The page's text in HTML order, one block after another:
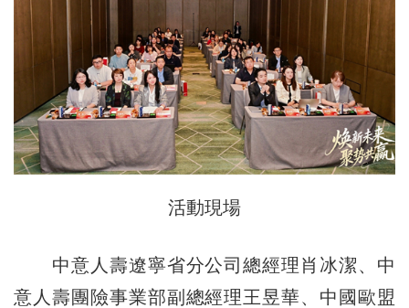
活動現場
中意人壽遼寧省分公司總經理肖冰潔、中
意人壽團險事業部副總經理王昱華、中國歐盟